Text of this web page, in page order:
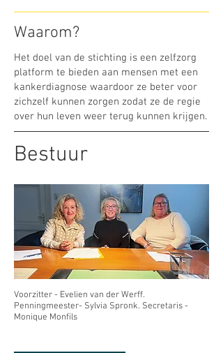
Waarom?
Het doel van de stichting is een zelfzorg
platform te bieden aan mensen met een
kankerdiagnose waardoor ze beter voor
zichzelf kunnen zorgen zodat ze de regie
over hun leven weer terug kunnen krijgen.
Bestuur
Voorzitter - Evelien van der Werff.
Penningmeester- Sylvia Spronk. Secretaris -
Monique Monfils ​